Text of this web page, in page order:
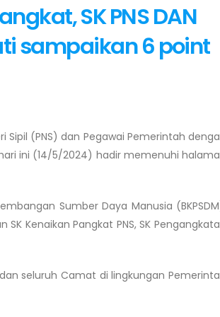
SK PNS DAN
sampaikan 6 point
Sipil (PNS) dan Pegawai Pemerintah
ini (14/5/2024) hadir memenuhi
Sumber Daya Manusia
Kenaikan Pangkat PNS, SK
seluruh Camat di lingkungan